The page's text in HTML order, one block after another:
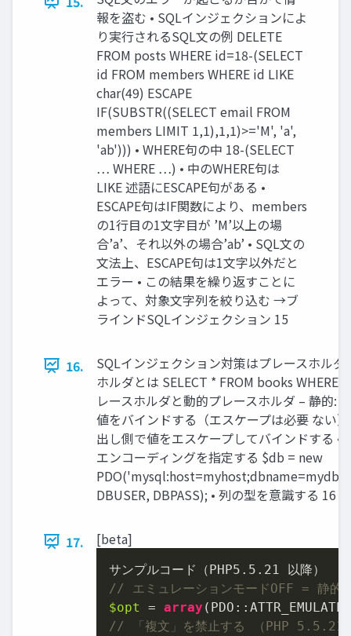
報を盗む • SQLインジェクションによ
り実行されるSQL文の例 DELETE
FROM posts WHERE id=18-(SELECT
id FROM members WHERE id LIKE
char(49) ESCAPE
IF(SUBSTR((SELECT email FROM
members LIMIT 1,1),1,1)>='M', 'a',
'ab'))) • WHERE句の中 18-(SELECT
… WHERE …) • 中のWHERE句は
LIKE 述語にESCAPE句がある •
ESCAPE句はIF関数により、members
の1行目の1文字目が ’M’以上の場
合’a’、それ以外の場合’ab’ • SQL文の
文法上、ESCAPE句は1文字以外だと
エラー • この結果を繰り返すことに
よって、対象文字列を絞り込む →ブ
ラインドSQLインジェクション 15
16.
SQLインジェクション対策はプレースホルダ
ホルダとは SELECT * FROM books WHERE
レースホルダと動的プレースホルダ – 静的:
値をバインドする（エスケープは必要 ない
出し側で値をエスケープしてバインドする •
エンコーディングを指定する $db = new
DBUSER, DBPASS); • 列の型を意識する 16
17. [beta]
サンプルコード（PHP5. 5.21
// エミュレーションモードOFF = 静的
$opt
= array
// 「複文」を禁止する （PHP